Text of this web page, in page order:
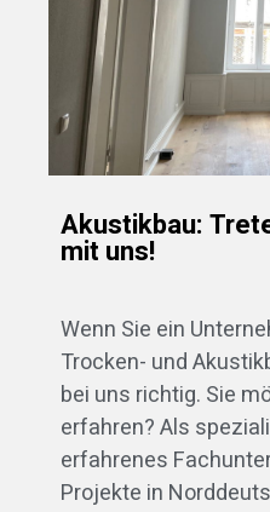
Akustikbau:
mit uns!
Wenn Sie ein
Trocken- und
bei uns richtig. Sie
erfahren? Als
erfahrenes
Projekte in